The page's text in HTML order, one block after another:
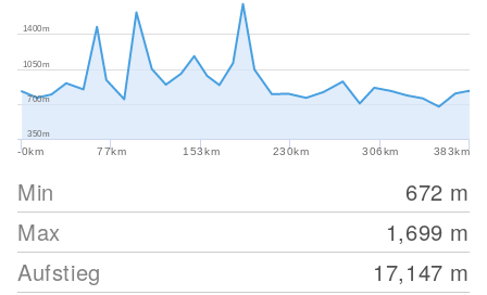
-0km 77km 153km 230km 306km 383km
350m
700m
1050m
1400m
Min 672 m
Max
1,699 m
Aufstieg
17,147 m